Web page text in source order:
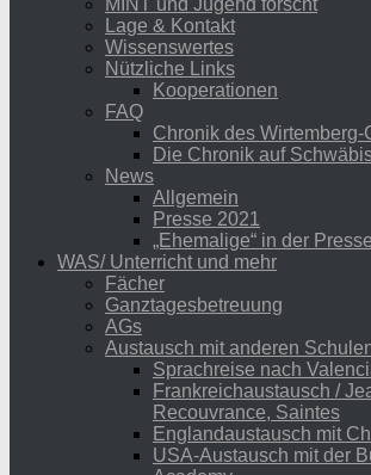
MINT und Jugend forscht
Lage & Kontakt
Wissenswertes
Nützliche Links
Kooperationen
FAQ
Chronik des Wirtemberg-
Die Chronik auf
News
Allgemein
Presse 2021
„Ehemalige“ in der Presse
WAS/ Unterricht und mehr
Fächer
Ganztagesbetreuung
AGs
Austausch mit anderen
Sprachreise nach
Frankreichaustausch /
Recouvrance, Saintes
Englandaustausch mit
USA-Austausch mit der